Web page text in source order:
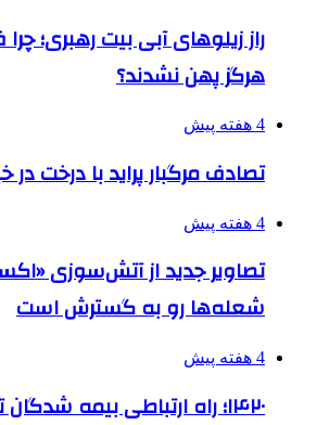
راز زیلوهای آبی بیت رهبری؛
هرگز پهن نشدند؟
4 هفته پیش
تصادف مرگبار پراید با درخت در
4 هفته پیش
تصاویر جدید از آتش‌سوزی
شعله‌ها رو به گسترش است
4 هفته پیش
۱۴۲۰؛ راه ارتباطی بیمه شدگان تأمین‌اجتماعی